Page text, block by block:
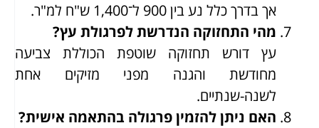
אך בדרך כלל נע בין 900 ל־1,400 ש"ח למ"ר.
מהי התחזוקה הנדרשת לפרגולת עץ?
עץ דורש תחזוקה שוטפת הכוללת צביעה
מחודשת והגנה מפני מזיקים אחת
לשנה-שנתיים.
האם ניתן להזמין פרגולה בהתאמה אישית?